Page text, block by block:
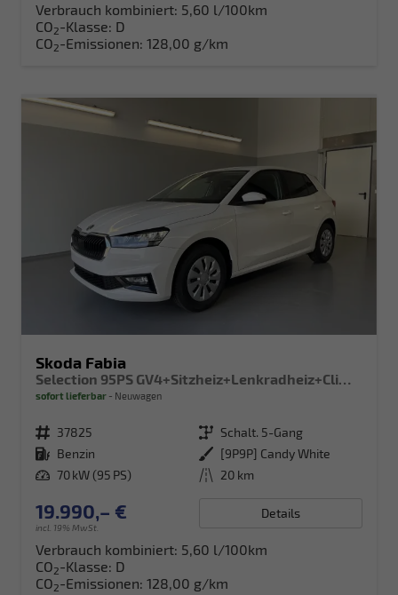
Verbrauch kombiniert: 5,60 l/100km
CO2-Klasse: D
CO2-Emissionen: 128,00 g/km
Skoda Fabia
Selection 95PS GV4+Sitzheiz+Lenkradheiz+Climatronic+Sunset+AppConnect+PDC
sofort lieferbar Neuwagen
Fahrzeugnr. 37825 Getriebe Schalt. 5-Gang
Kraftstoff Benzin Außenfarbe [9P9P] Candy White
Leistung 70 kW (95 PS) Kilometerstand 20 km
19.990,– €
incl. 19% MwSt.
Details
Verbrauch kombiniert: 5,60 l/100km
CO2-Klasse: D
CO2-Emissionen: 128,00 g/km